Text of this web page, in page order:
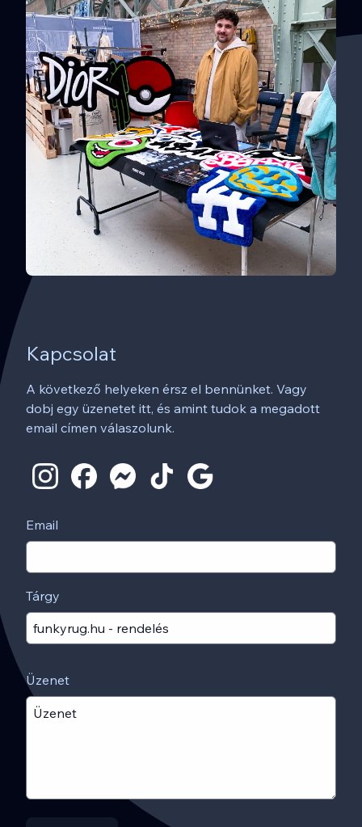
Kapcsolat
A következő helyeken érsz el bennünket. Vagy
dobj egy üzenetet itt, és amint tudok a megadott
email címen válaszolunk.
Email
Tárgy
Üzenet